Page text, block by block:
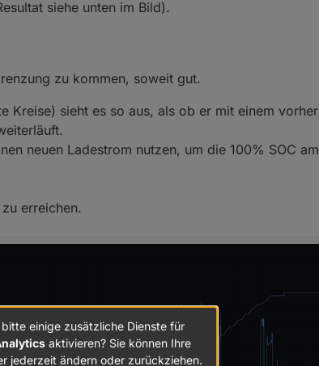
siehe unten im Bild).
zu kommen, soweit gut.
Kreise) sieht es so aus, als ob er mit einem vorher
neuen Ladestrom nutzen, um die 100% SOC am
erreichen.
bitte einige zusätzliche Dienste für
aktivieren? Sie können Ihre
jederzeit ändern oder zurückziehen.